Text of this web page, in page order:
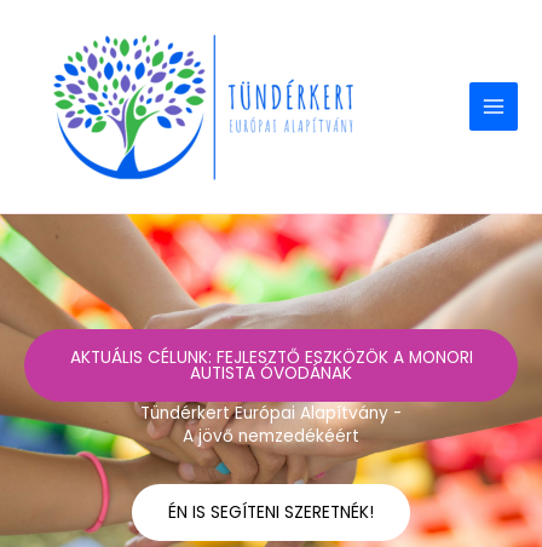
content
AKTUÁLIS CÉLUNK: FEJLESZTŐ ESZKÖZÖK A MONORI
AUTISTA ÓVODÁNAK
Tündérkert Európai Alapítvány -
A jövő nemzedékéért
ÉN IS SEGÍTENI SZERETNÉK!